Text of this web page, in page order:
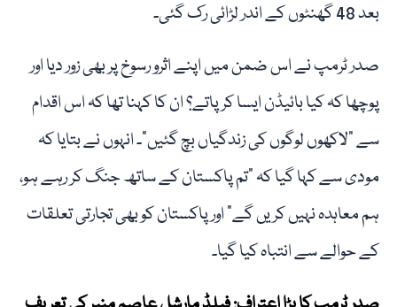
بعد 48 گھنٹوں کے اندر لڑائی رک گئی۔
صدر ٹرمپ نے اس ضمن میں اپنے اثرو رسوخ پر بھی زور دیا اور
پوچھا کہ کیا بائیڈن ایسا کر پاتے؟ ان کا کہنا تھا کہ اس اقدام
سے "لاکھوں لوگوں کی زندگیاں بچ گئیں”۔ انہوں نے بتایا کہ
مودی سے کہا گیا کہ "تم پاکستان کے ساتھ جنگ کر رہے ہو،
ہم معاہدہ نہیں کریں گے” اور پاکستان کو بھی تجارتی تعلقات
کے حوالے سے انتباہ کیا گیا۔